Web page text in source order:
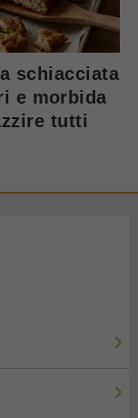
schiacciata
e morbida
tutti